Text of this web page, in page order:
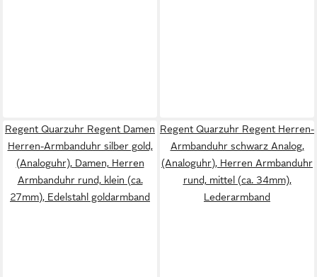
Regent Quarzuhr Regent Damen
Herren-Armbanduhr silber gold,
(Analoguhr), Damen, Herren
Armbanduhr rund, klein (ca.
27mm), Edelstahl goldarmband
Regent Quarzuhr Regent Herren-
Armbanduhr schwarz Analog,
(Analoguhr), Herren Armbanduhr
rund, mittel (ca. 34mm),
Lederarmband